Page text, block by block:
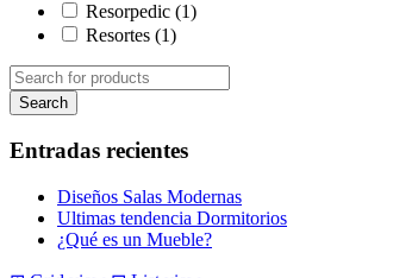
Resorpedic (1)
Resortes (1)
Entradas recientes
Diseños Salas Modernas
Ultimas tendencia Dormitorios
¿Qué es un Mueble?